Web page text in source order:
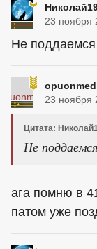
23 ноября
Не поддаемся
opuonmed
23 ноября
Цитата:
Не
ага помню в
патом уже